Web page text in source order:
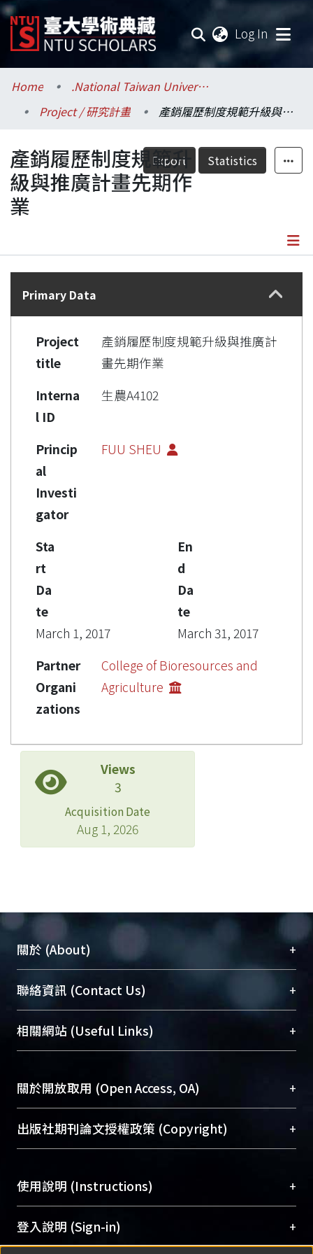
Log In
Communities & Collections
Research Outputs
Fundings & Projects
Researchers
Statistics
Home
.National Taiwan University / 國立臺灣大學
Project / 研究計畫
產銷履歷制度規範升級與推廣計畫先期作業
Export Statistics
產銷履歷制度規範升
級與推廣計畫先期作
業
Details
Primary Data
Project
title
產銷履歷制度規範升級與推廣計
畫先期作業
Interna
l ID
生農A4102
Princip
al
Investi
gator
FUU SHEU
Sta
rt
Da
te
March 1, 2017
En
d
Da
te
March 31, 2017
Partner
Organi
zations
College of Bioresources and
Agriculture
Views
3
Acquisition Date
Aug 1, 2026
關於 (About) +
臺大位居世界頂尖大學之列，為永久珍藏及向國際
展現本校豐碩的研究成果及學術能量，圖書館整合
機構典藏（NTUR）與學術庫（AH）不同功能平
台，成為臺大學術典藏NTU scholars。期能整合研
成果。
To permanently archive and promote researcher
profiles and scholarly works, Library integrates the
services of “NTU Repository” with “Academic
聯絡資訊 (Contact Us) +
總館學科館員(Main Library)
醫學圖書館學科館員(Medical Library)
Sciences Library)
相關網站 (Useful Links) +
關於開放取用 (Open Access, OA) +
開放取用是從使用者角度提升資訊取用性的社會運
動，應用在學術研究上是透過將研究著作公開供使
用逐年攀升。同時可加速研究發展、提升研究影響
Archive）平台。 （點選深入了解OA）
出版社期刊論文授權政策 (Copyright) +
含部分內容的版權非匯入者所有，或由第三方贊
助與合作完成，請確認該版權所有者及第三方同
意提供此授權。
Please represent that the submission is your
使用說明 (Instructions) +
網站簡介(Quickstart Guide)
使用手冊(Instruction Manual)
登入說明 (Sign-in) +